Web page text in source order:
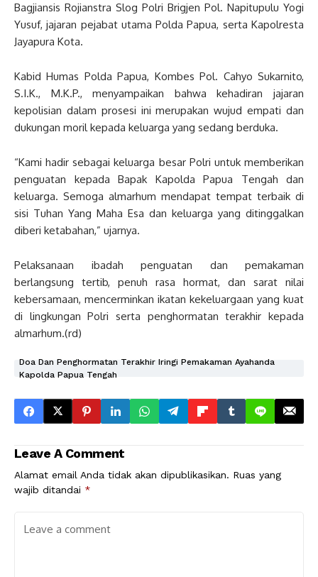
Bagjiansis Rojianstra Slog Polri Brigjen Pol. Napitupulu Yogi
Yusuf, jajaran pejabat utama Polda Papua, serta Kapolresta
Jayapura Kota.
Kabid Humas Polda Papua, Kombes Pol. Cahyo Sukarnito,
S.I.K., M.K.P., menyampaikan bahwa kehadiran jajaran
kepolisian dalam prosesi ini merupakan wujud empati dan
dukungan moril kepada keluarga yang sedang berduka.
“Kami hadir sebagai keluarga besar Polri untuk memberikan
penguatan kepada Bapak Kapolda Papua Tengah dan
keluarga. Semoga almarhum mendapat tempat terbaik di
sisi Tuhan Yang Maha Esa dan keluarga yang ditinggalkan
diberi ketabahan,” ujarnya.
Pelaksanaan ibadah penguatan dan pemakaman
berlangsung tertib, penuh rasa hormat, dan sarat nilai
kebersamaan, mencerminkan ikatan kekeluargaan yang kuat
di lingkungan Polri serta penghormatan terakhir kepada
almarhum.(rd)
Doa Dan Penghormatan Terakhir Iringi Pemakaman Ayahanda
Kapolda Papua Tengah
Leave A Comment
Alamat email Anda tidak akan dipublikasikan. Ruas yang
wajib ditandai *